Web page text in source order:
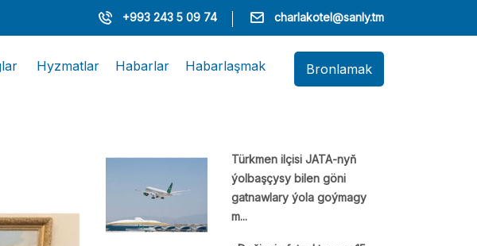
+993 243 5 09 74 charlakotel@sanly.tm
Hyzmatlar Habarlar Habarlaşmak Bronlamak
Türkmen ilçisi JATA-nyň
ýolbaşçysy bilen göni
gatnawlary ýola goýmagy
m...